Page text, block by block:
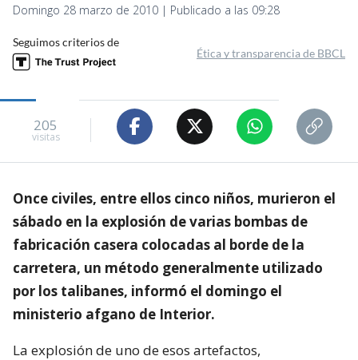
Domingo 28 marzo de 2010 | Publicado a las 09:28
Seguimos criterios de
Ética y transparencia de BBCL
205
visitas
Once civiles, entre ellos cinco niños, murieron el
sábado en la explosión de varias bombas de
fabricación casera colocadas al borde de la
carretera, un método generalmente utilizado
por los talibanes, informó el domingo el
ministerio afgano de Interior.
La explosión de uno de esos artefactos,